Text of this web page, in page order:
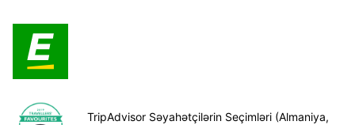
TripAdvisor Səyahətçilərin Seçimləri (Almaniya,